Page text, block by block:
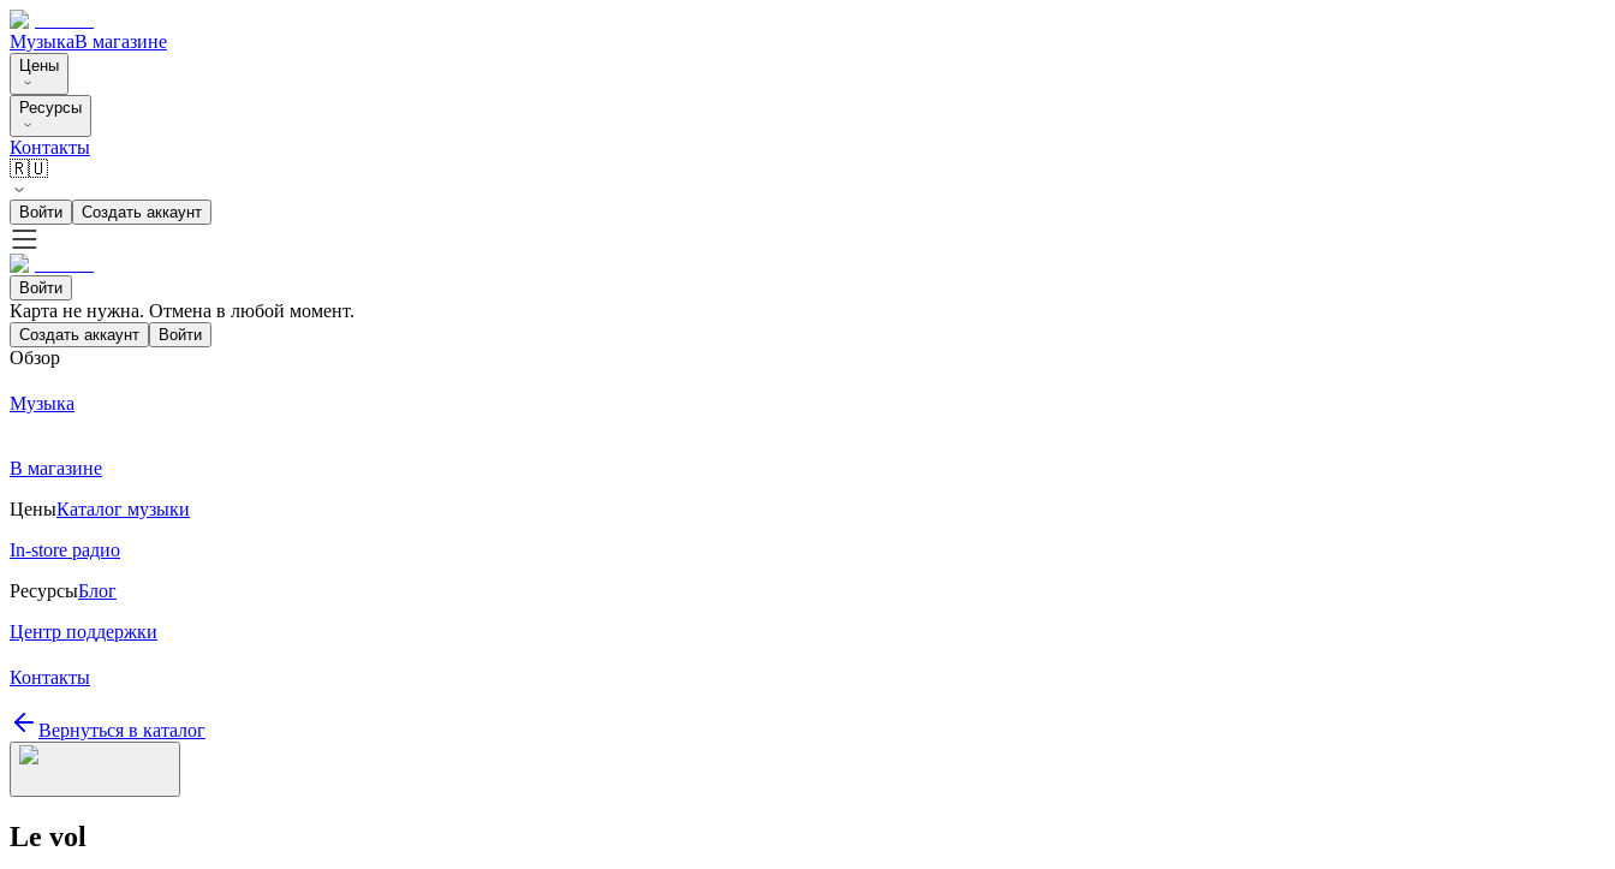
МузыкаВ магазине
Цены
Ресурсы
Контакты
🇷🇺
Войти Создать аккаунт
Войти
Карта не нужна. Отмена в любой момент.
Создать аккаунт Войти
Обзор
Музыка
В магазине
ЦеныКаталог музыки
In-store радио
РесурсыБлог
Центр поддержки
Контакты
Вернуться в каталог
Le vol